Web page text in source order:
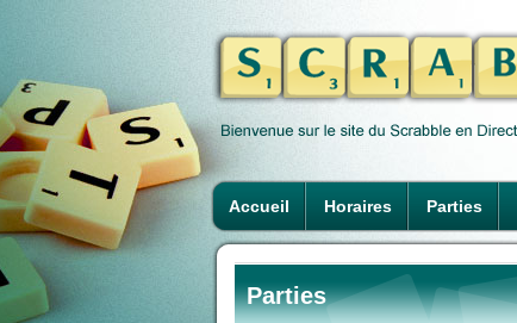
Accueil Horaires Parties
Parties